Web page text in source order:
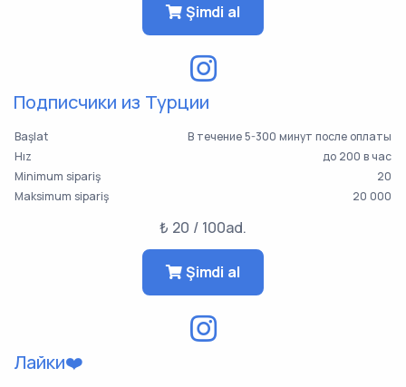
Şimdi al
Подписчики из Турции
Başlat
В течение 5-300 минут после оплаты
Hız
до 200 в час
Minimum sipariş
20
Maksimum sipariş
20 000
₺ 20 / 100ad.
Şimdi al
Лайки❤️